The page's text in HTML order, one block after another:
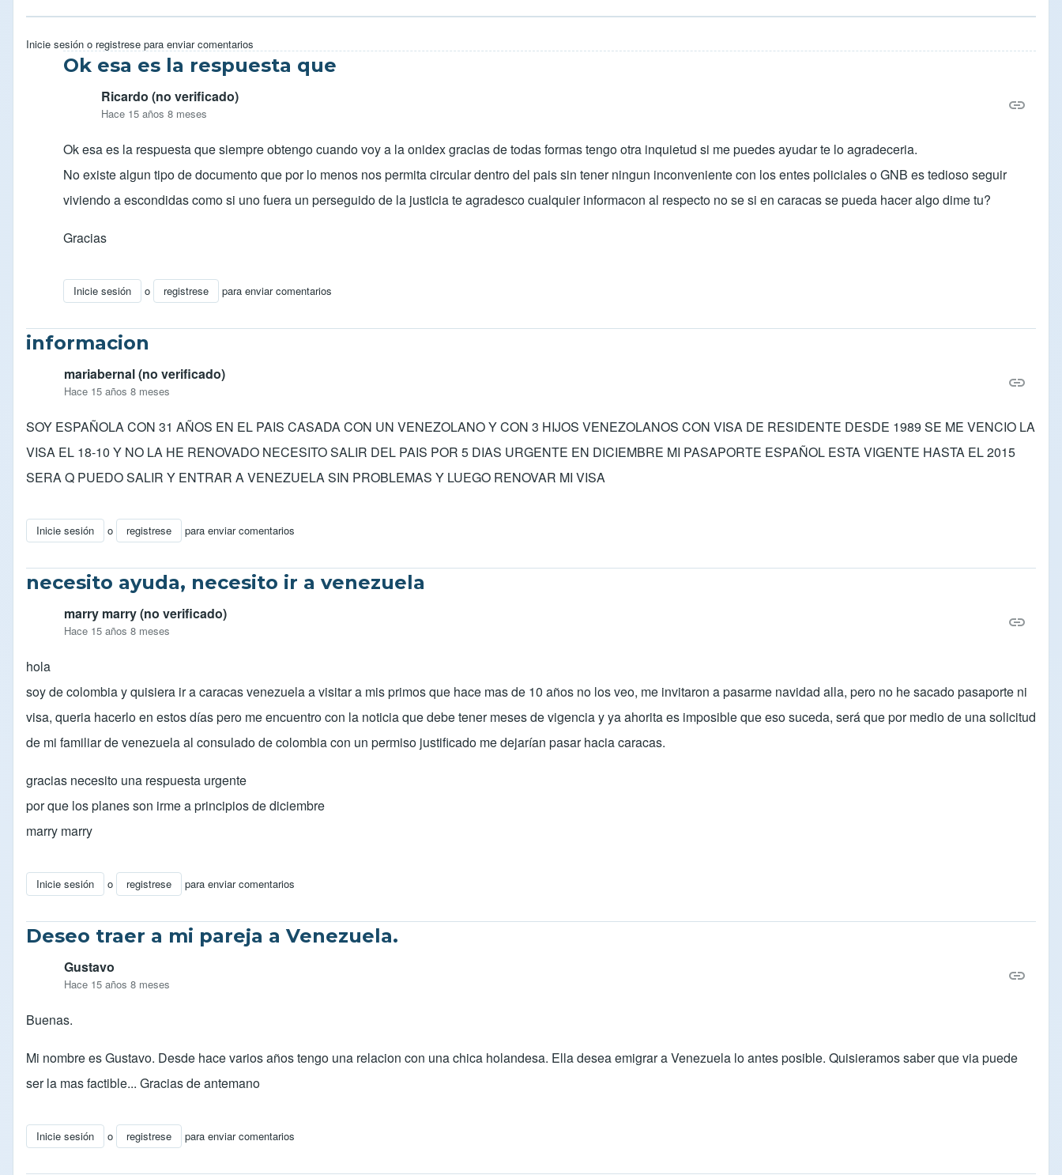
Inicie sesión o registrese para enviar comentarios
Ok esa es la respuesta que
Ricardo (no verificado)
Hace 15 años 8 meses
Ok esa es la respuesta que siempre obtengo cuando voy a la onidex gracias de todas formas tengo otra inquietud si me puedes ayudar te lo agradeceria.
No existe algun tipo de documento que por lo menos nos permita circular dentro del pais sin tener ningun inconveniente con los entes policiales o GNB es tedioso seguir
viviendo a escondidas como si uno fuera un perseguido de la justicia te agradesco cualquier informacon al respecto no se si en caracas se pueda hacer algo dime tu?
Gracias
Inicie sesión o registrese para enviar comentarios
En respuesta a Respuesta para Ricardo
informacion
mariabernal (no verificado)
Hace 15 años 8 meses
SOY ESPAÑOLA CON 31 AÑOS EN EL PAIS CASADA CON UN VENEZOLANO Y CON 3 HIJOS VENEZOLANOS CON VISA DE RESIDENTE DESDE 1989 SE ME VENCIO LA
VISA EL 18-10 Y NO LA HE RENOVADO NECESITO SALIR DEL PAIS POR 5 DIAS URGENTE EN DICIEMBRE MI PASAPORTE ESPAÑOL ESTA VIGENTE HASTA EL 2015
SERA Q PUEDO SALIR Y ENTRAR A VENEZUELA SIN PROBLEMAS Y LUEGO RENOVAR MI VISA
Inicie sesión o registrese para enviar comentarios
necesito ayuda, necesito ir a venezuela
marry marry (no verificado)
Hace 15 años 8 meses
hola
soy de colombia y quisiera ir a caracas venezuela a visitar a mis primos que hace mas de 10 años no los veo, me invitaron a pasarme navidad alla, pero no he sacado pasaporte ni
visa, queria hacerlo en estos días pero me encuentro con la noticia que debe tener meses de vigencia y ya ahorita es imposible que eso suceda, será que por medio de una solicitud
de mi familiar de venezuela al consulado de colombia con un permiso justificado me dejarían pasar hacia caracas.
gracias necesito una respuesta urgente
por que los planes son irme a principios de diciembre
marry marry
Inicie sesión o registrese para enviar comentarios
Deseo traer a mi pareja a Venezuela.
Gustavo
Hace 15 años 8 meses
Buenas.
Mi nombre es Gustavo. Desde hace varios años tengo una relacion con una chica holandesa. Ella desea emigrar a Venezuela lo antes posible. Quisieramos saber que via puede
ser la mas factible... Gracias de antemano
Inicie sesión o registrese para enviar comentarios